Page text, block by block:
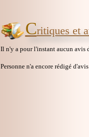
Critiques et
Il n'y a pour l'instant aucun avis
Personne n'a encore rédigé